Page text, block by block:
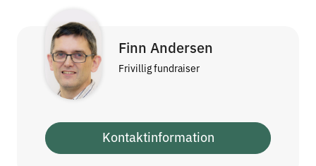
Finn Andersen
Frivillig fundraiser
Kontaktinformation